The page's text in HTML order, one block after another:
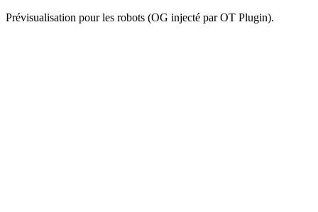
Prévisualisation pour les robots (OG injecté par OT Plugin).